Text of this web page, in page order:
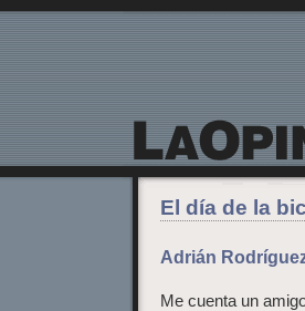
El día de la
Adrián
Me cuenta un